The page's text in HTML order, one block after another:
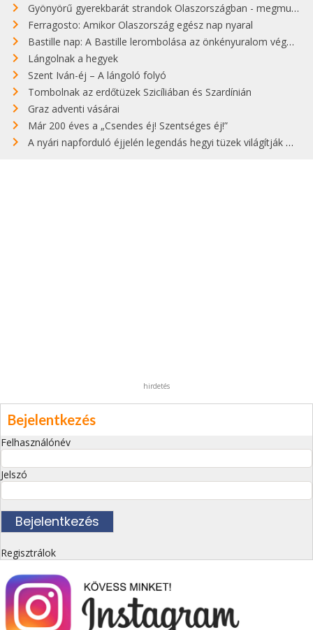
Gyönyörű gyerekbarát strandok Olaszországban - megmutatjuk a 15 legjobbat
Ferragosto: Amikor Olaszország egész nap nyaral
Bastille nap: A Bastille lerombolása az önkényuralom végét jelentette
Lángolnak a hegyek
Szent Iván-éj – A lángoló folyó
Tombolnak az erdőtüzek Szicíliában és Szardínián
Graz adventi vásárai
Már 200 éves a „Csendes éj! Szentséges éj!”
A nyári napforduló éjjelén legendás hegyi tüzek világítják meg Zugspitzét
hirdetés
Bejelentkezés
Felhasználónév
Jelszó
Regisztrálok